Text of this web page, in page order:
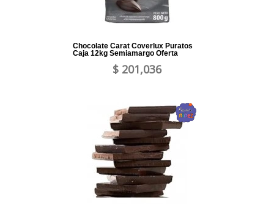
Chocolate Carat Coverlux Puratos
Caja 12kg Semiamargo Oferta
$ 201,036